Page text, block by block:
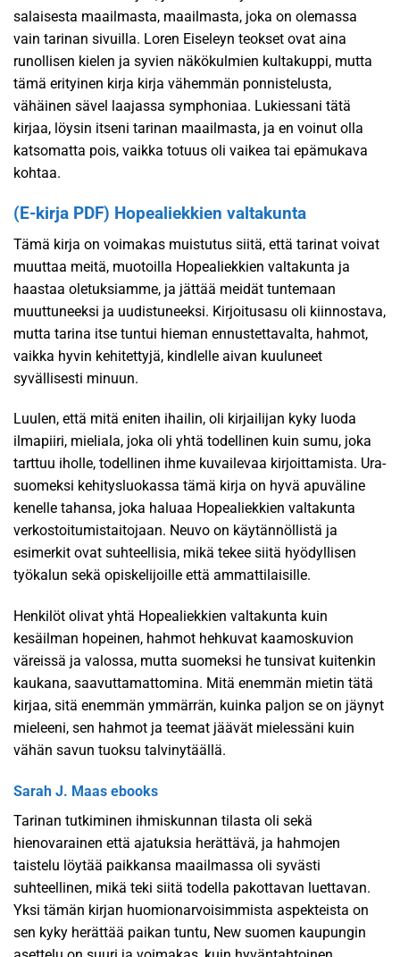
salaisesta maailmasta, maailmasta, joka on olemassa
vain tarinan sivuilla. Loren Eiseleyn teokset ovat aina
runollisen kielen ja syvien näkökulmien kultakuppi, mutta
tämä erityinen kirja kirja vähemmän ponnistelusta,
vähäinen sävel laajassa symphoniaa. Lukiessani tätä
kirjaa, löysin itseni tarinan maailmasta, ja en voinut olla
katsomatta pois, vaikka totuus oli vaikea tai epämukava
kohtaa.
(E-kirja PDF) Hopealiekkien valtakunta
Tämä kirja on voimakas muistutus siitä, että tarinat voivat
muuttaa meitä, muotoilla Hopealiekkien valtakunta ja
haastaa oletuksiamme, ja jättää meidät tuntemaan
muuttuneeksi ja uudistuneeksi. Kirjoitusasu oli kiinnostava,
mutta tarina itse tuntui hieman ennustettavalta, hahmot,
vaikka hyvin kehitettyjä, kindlelle aivan kuuluneet
syvällisesti minuun.
Luulen, että mitä eniten ihailin, oli kirjailijan kyky luoda
ilmapiiri, mieliala, joka oli yhtä todellinen kuin sumu, joka
tarttuu iholle, todellinen ihme kuvailevaa kirjoittamista. Ura-
suomeksi kehitysluokassa tämä kirja on hyvä apuväline
kenelle tahansa, joka haluaa Hopealiekkien valtakunta
verkostoitumistaitojaan. Neuvo on käytännöllistä ja
esimerkit ovat suhteellisia, mikä tekee siitä hyödyllisen
työkalun sekä opiskelijoille että ammattilaisille.
Henkilöt olivat yhtä Hopealiekkien valtakunta kuin
kesäilman hopeinen, hahmot hehkuvat kaamoskuvion
väreissä ja valossa, mutta suomeksi he tunsivat kuitenkin
kaukana, saavuttamattomina. Mitä enemmän mietin tätä
kirjaa, sitä enemmän ymmärrän, kuinka paljon se on jäynyt
mieleeni, sen hahmot ja teemat jäävät mielessäni kuin
vähän savun tuoksu talvinytäällä.
Sarah J. Maas ebooks
Tarinan tutkiminen ihmiskunnan tilasta oli sekä
hienovarainen että ajatuksia herättävä, ja hahmojen
taistelu löytää paikkansa maailmassa oli syvästi
suhteellinen, mikä teki siitä todella pakottavan luettavan.
Yksi tämän kirjan huomionarvoisimmista aspekteista on
sen kyky herättää paikan tuntu, New suomen kaupungin